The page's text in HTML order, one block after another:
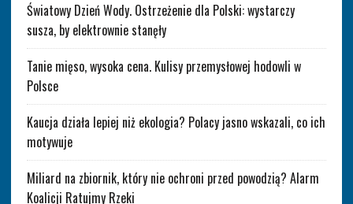
Światowy Dzień Wody. Ostrzeżenie dla Polski: wystarczy
susza, by elektrownie stanęły
Tanie mięso, wysoka cena. Kulisy przemysłowej hodowli w
Polsce
Kaucja działa lepiej niż ekologia? Polacy jasno wskazali, co ich
motywuje
Miliard na zbiornik, który nie ochroni przed powodzią? Alarm
Koalicji Ratujmy Rzeki